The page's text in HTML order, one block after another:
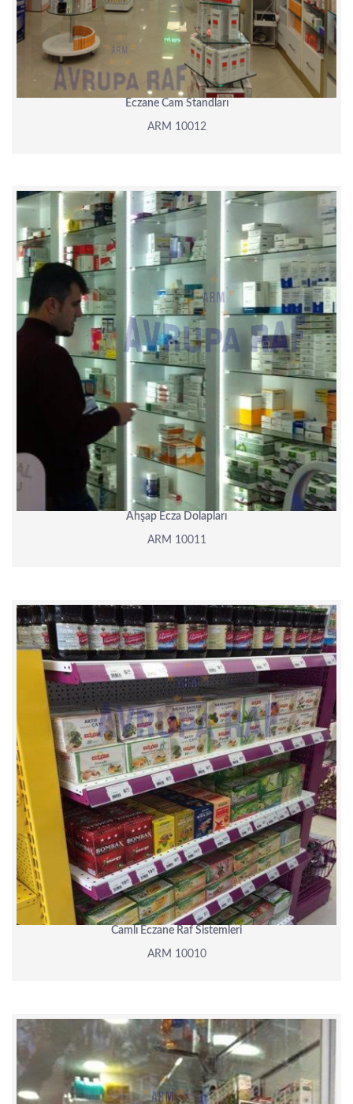
Eczane Cam Standları
ARM 10012
Ahşap Ecza Dolapları
ARM 10011
Camlı Eczane Raf Sistemleri
ARM 10010